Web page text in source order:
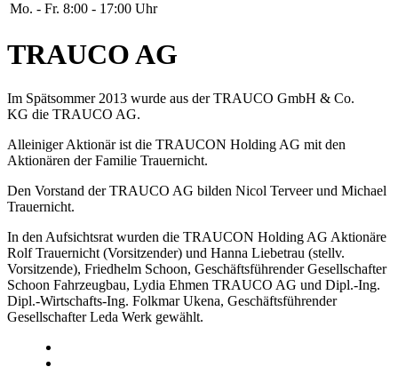
Mo. - Fr. 8:00 - 17:00 Uhr
TRAUCO AG
Im Spätsommer 2013 wurde aus der TRAUCO GmbH & Co.
KG die TRAUCO AG.
Alleiniger Aktionär ist die TRAUCON Holding AG mit den
Aktionären der Familie Trauernicht.
Den Vorstand der TRAUCO AG bilden Nicol Terveer und Michael
Trauernicht.
In den Aufsichtsrat wurden die TRAUCON Holding AG Aktionäre
Rolf Trauernicht (Vorsitzender) und Hanna Liebetrau (stellv.
Vorsitzende), Friedhelm Schoon, Geschäftsführender Gesellschafter
Schoon Fahrzeugbau, Lydia Ehmen TRAUCO AG und Dipl.-Ing.
Dipl.-Wirtschafts-Ing. Folkmar Ukena, Geschäftsführender
Gesellschafter Leda Werk gewählt.